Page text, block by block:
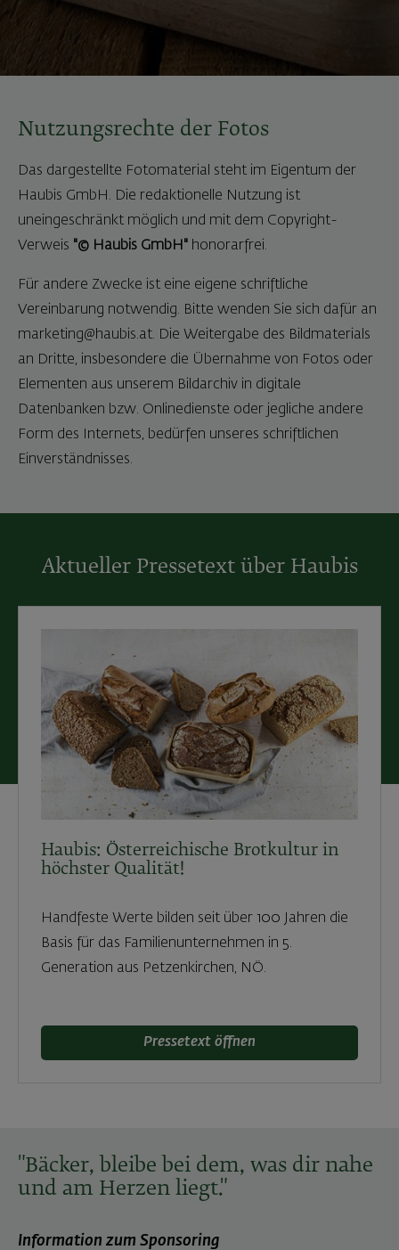
Nutzungsrechte der Fotos
Das dargestellte Fotomaterial steht im Eigentum der
Haubis GmbH. Die redaktionelle Nutzung ist
uneingeschränkt möglich und mit dem Copyright-
Verweis "© Haubis GmbH" honorarfrei.
Für andere Zwecke ist eine eigene schriftliche
Vereinbarung notwendig. Bitte wenden Sie sich dafür an
marketing@haubis.at. Die Weitergabe des Bildmaterials
an Dritte, insbesondere die Übernahme von Fotos oder
Elementen aus unserem Bildarchiv in digitale
Datenbanken bzw. Onlinedienste oder jegliche andere
Form des Internets, bedürfen unseres schriftlichen
Einverständnisses.
Aktueller Pressetext über Haubis
Haubis: Österreichische Brotkultur in
höchster Qualität!
Handfeste Werte bilden seit über 100 Jahren die
Basis für das Familienunternehmen in 5.
Generation aus Petzenkirchen, NÖ.
Pressetext öffnen
"Bäcker, bleibe bei dem, was dir nahe
und am Herzen liegt."
Information zum Sponsoring